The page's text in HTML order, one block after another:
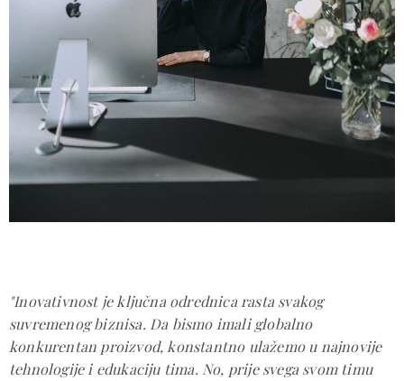
"Inovativnost je ključna odrednica rasta svakog
suvremenog biznisa. Da bismo imali globalno
konkurentan proizvod, konstantno ulažemo u najnovije
tehnologije i edukaciju tima. No, prije svega svom timu